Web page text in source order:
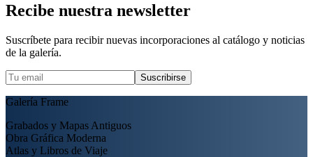
Recibe nuestra newsletter
Suscríbete para recibir nuevas incorporaciones al catálogo y noticias
de la galería.
Suscribirse
Galería Frame
Grabados y Mapas Antiguos
Obra Gráfica Moderna
Atlas y Libros de Viaje